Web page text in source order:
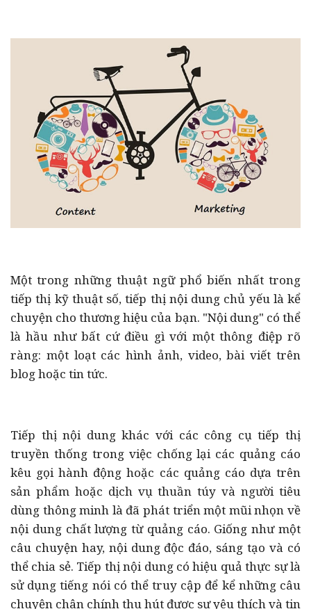
Một trong những thuật ngữ phổ biến nhất trong
tiếp thị kỹ thuật số, tiếp thị nội dung chủ yếu là kể
chuyện cho thương hiệu của bạn. "Nội dung" có thể
là hầu như bất cứ điều gì với một thông điệp rõ
ràng: một loạt các hình ảnh, video, bài viết trên
blog hoặc tin tức.
Tiếp thị nội dung khác với các công cụ tiếp thị
truyền thống trong việc chống lại các quảng cáo
kêu gọi hành động hoặc các quảng cáo dựa trên
sản phẩm hoặc dịch vụ thuần túy và người tiêu
dùng thông minh là đã phát triển một mũi nhọn về
nội dung chất lượng từ quảng cáo. Giống như một
câu chuyện hay, nội dung độc đáo, sáng tạo và có
thể chia sẻ. Tiếp thị nội dung có hiệu quả thực sự là
sử dụng tiếng nói có thể truy cập để kể những câu
chuyện chân chính thu hút được sự yêu thích và tin